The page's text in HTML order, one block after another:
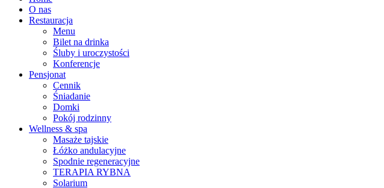
O nas
Restauracja
Menu
Bilet na drinka
Śluby i uroczystości
Konferencje
Pensjonat
Cennik
Śniadanie
Domki
Pokój rodzinny
Wellness & spa
Masaże tajskie
Łóżko andulacyjne
Spodnie regeneracyjne
TERAPIA RYBNA
Solarium